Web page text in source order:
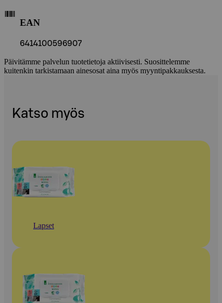
EAN
6414100596907
Päivitämme palvelun tuotetietoja aktiivisesti. Suosittelemme
kuitenkin tarkistamaan ainesosat aina myös myyntipakkauksesta.
Katso myös
Lapset